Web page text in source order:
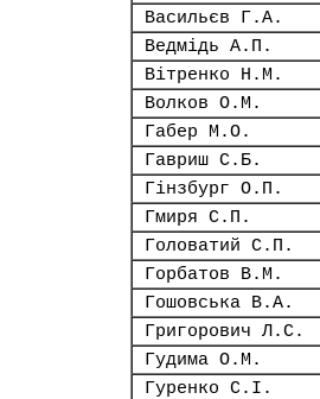
Васильєв Г.А.
Ведмідь А.П.
Вітренко Н.М.
Волков О.М.
Габер М.О.
Гавриш С.Б.
Гінзбург О.П.
Гмиря С.П.
Головатий С.П.
Горбатов В.М.
Гошовська В.А.
Григорович Л.С.
Гудима О.М.
Гуренко С.І.